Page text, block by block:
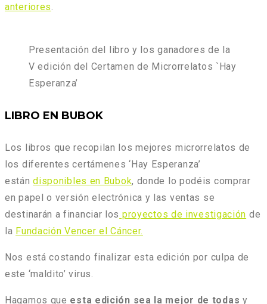
anteriores
Presentación del libro y los ganadores de la
V edición del Certamen de Microrrelatos `Hay
Esperanza’
LIBRO EN BUBOK
Los libros que recopilan los mejores microrrelatos de
los diferentes certámenes ‘Hay Esperanza’
estándisponibles en Bubok, donde lo podéis comprar
en papel o versión electrónica y las ventas se
destinarán a financiar los proyectos de investigación de
la Fundación Vencer el Cáncer.
Nos está costando finalizar esta edición por culpa de
este ‘maldito’ virus.
Hagamos que esta edición sea la mejor de todas y